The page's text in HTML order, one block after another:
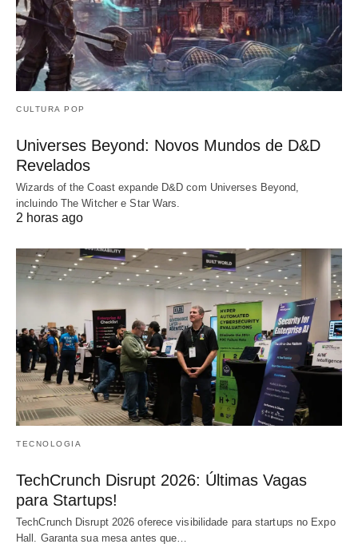
CULTURA POP
Universes Beyond: Novos Mundos de D&D
Revelados
Wizards of the Coast expande D&D com Universes Beyond,
incluindo The Witcher e Star Wars.
2 horas ago
TECNOLOGIA
TechCrunch Disrupt 2026: Últimas Vagas
para Startups!
TechCrunch Disrupt 2026 oferece visibilidade para startups no Expo
Hall. Garanta sua mesa antes que…